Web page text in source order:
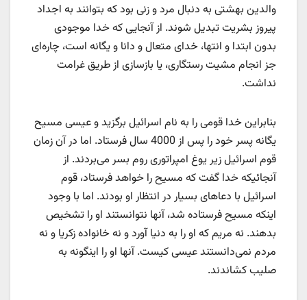
والدین بهشتی به دنبال مرد و زنی بود که بتوانند به اجداد
پیروز بشریت تبدیل شوند. از آنجایی که خدا موجودی
بدون ابتدا و انتها، خدای متعال و دانا و یگانه است، چاره‌ای
جز انجام مشیت رستگاری، یا بازسازی از طریق غرامت
نداشت.
بنابراین خدا قومی را به نام اسرائیل برگزید و عیسی مسیح
یگانه پسر خود را پس از 4000 سال فرستاد. اما در آن زمان
قوم اسرائیل زیر یوغ امپراتوری روم بسر می‌بردند. از
آنجائیکه خدا گفت که مسیح را خواهد فرستاد، قوم
اسرائیل با دعاهای بسیار در انتظار او بودند. اما با وجود
اینکه مسیح فرستاده شد، آنها نتوانستند او را تشخیص
بدهند. نه مریم که او را به دنیا آورد و نه خانواده زکریا و نه
مردم نمی‌دانستند عیسی کیست. آنها او را اینگونه به
صلیب کشاندند.